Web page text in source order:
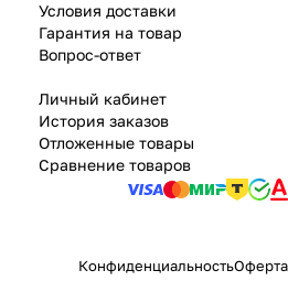
Условия доставки
Гарантия на товар
Вопрос-ответ
Личный кабинет
История заказов
Отложенные товары
Сравнение товаров
КонфиденциальностьОферта